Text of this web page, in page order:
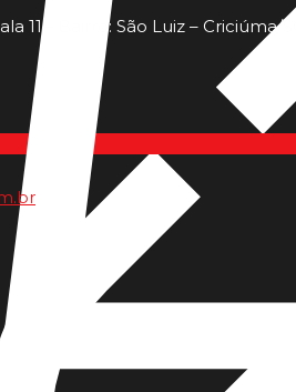
11 - Bairro: São Luiz – Criciúma/SC